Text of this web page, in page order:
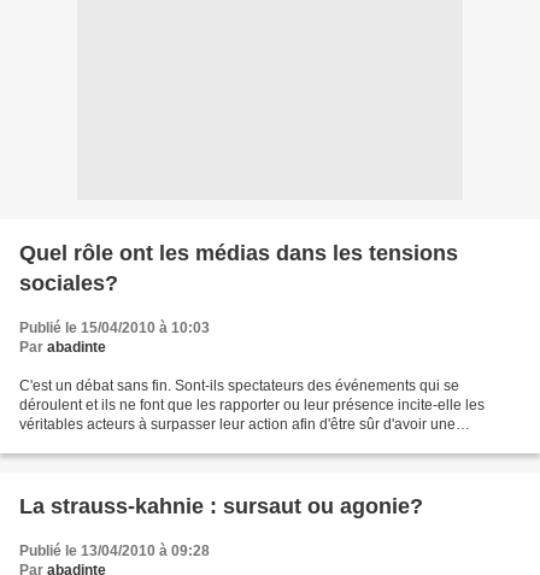
Quel rôle ont les médias dans les tensions
sociales?
Publié le 15/04/2010 à 10:03
Par abadinte
C'est un débat sans fin. Sont-ils spectateurs des événements qui se
déroulent et ils ne font que les rapporter ou leur présence incite-elle les
véritables acteurs à surpasser leur action afin d'être sûr d'avoir une
La strauss-kahnie : sursaut ou agonie?
Publié le 13/04/2010 à 09:28
Par abadinte